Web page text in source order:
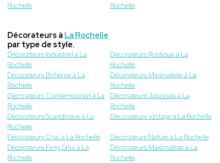
Rochelle Rochelle
Décorateurs à La Rochelle
par type de style.
Décorateurs Industriel à La
Rochelle
Décorateurs Rustique à La
Rochelle
Décorateurs Bohème à La
Rochelle
Décorateurs Minimaliste à La
Rochelle
Décorateurs Contemporain à La
Rochelle
Décorateurs Japonais à La
Rochelle
Décorateurs Scandinave à La
Rochelle
Décorateurs Vintage à La Rochelle
Décorateurs Chic à La Rochelle
Décorateurs Nature à La Rochelle
Décorateurs Feng Shui à La
Rochelle
Décorateurs Maximaliste à La
Rochelle